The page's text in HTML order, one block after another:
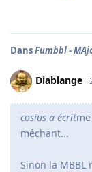
DansFumbbl -
Diablange
cosius a écrit
méchant...
Sinon la